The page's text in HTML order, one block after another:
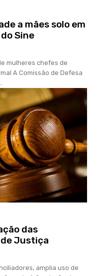
a mães solo em
Sine
mulheres chefes de
das
Justiça
amplia uso de